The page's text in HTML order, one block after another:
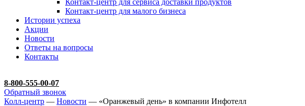
Контакт-центр для сервиса доставки продуктов
Контакт-центр для малого бизнеса
Истории успеха
Акции
Новости
Ответы на вопросы
Контакты
8-800-555-00-07
Обратный звонок
Колл-центр — Новости — «Оранжевый день» в компании Инфотелл